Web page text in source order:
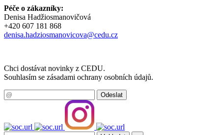
Péče o zákazníky:
Denisa Hadžiosmanovičová
+420 607 181 868
denisa.hadziosmanovicova@cedu.cz
Chci dostávat novinky z CEDU.
Souhlasím se zásadami ochrany osobních údajů.